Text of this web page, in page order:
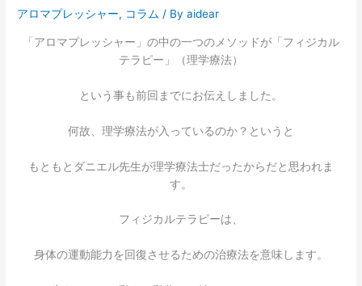
アロマプレッシャー, コラム / Byaidear
「アロマプレッシャー」の中の一つのメソッドが「フィジカル
テラピー」（理学療法）
という事も前回までにお伝えしました。
何故、理学療法が入っているのか？というと
もともとダニエル先生が理学療法士だったからだと思われま
す。
フィジカルテラピーは、
身体の運動能力を回復させるための治療法を意味します。